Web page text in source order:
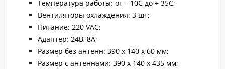
Температура работы: от – 10С до + 35С;
Вентиляторы охлаждения: 3 шт;
Питание: 220 VAC;
Адаптер: 24В, 8А;
Размер без антенн: 390 х 140 х 60 мм;
Размер с антеннами: 390 х 140 х 435 мм;